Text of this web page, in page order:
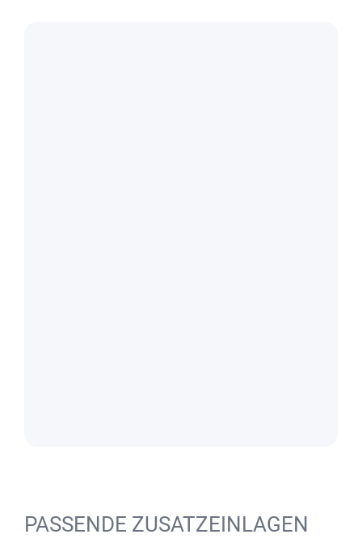
PASSENDE ZUSATZEINLAGEN